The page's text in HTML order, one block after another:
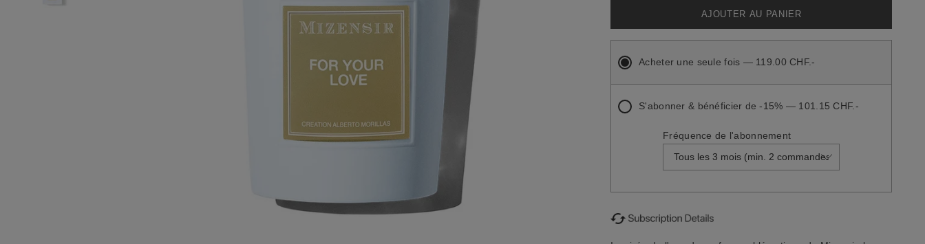
AJOUTER AU PANIER
Acheter une seule fois — 119.00 CHF.-
S'abonner & bénéficier de -15% — 101.15 CHF.-
Fréquence de l'abonnement